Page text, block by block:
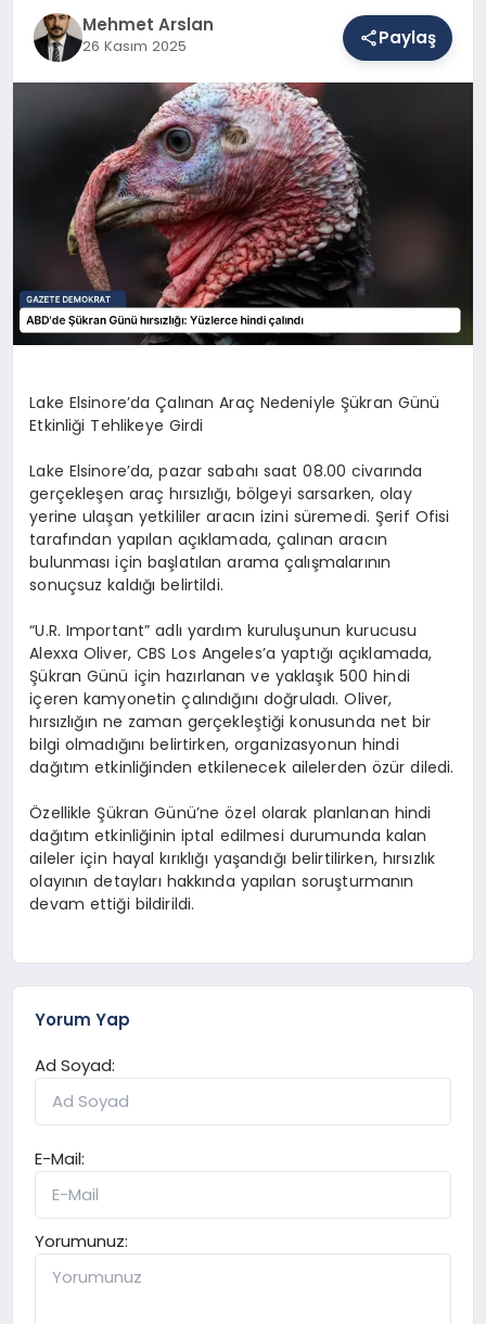
DÜNYA
Mehmet Arslan
26 Kasım 2025 Paylaş
Lake Elsinore’da Çalınan Araç Nedeniyle Şükran Günü
Etkinliği Tehlikeye Girdi
Lake Elsinore’da, pazar sabahı saat 08.00 civarında
gerçekleşen araç hırsızlığı, bölgeyi sarsarken, olay
yerine ulaşan yetkililer aracın izini süremedi. Şerif Ofisi
tarafından yapılan açıklamada, çalınan aracın
bulunması için başlatılan arama çalışmalarının
sonuçsuz kaldığı belirtildi.
“U.R. Important” adlı yardım kuruluşunun kurucusu
Alexxa Oliver, CBS Los Angeles’a yaptığı açıklamada,
Şükran Günü için hazırlanan ve yaklaşık 500 hindi
içeren kamyonetin çalındığını doğruladı. Oliver,
hırsızlığın ne zaman gerçekleştiği konusunda net bir
bilgi olmadığını belirtirken, organizasyonun hindi
dağıtım etkinliğinden etkilenecek ailelerden özür diledi.
Özellikle Şükran Günü’ne özel olarak planlanan hindi
dağıtım etkinliğinin iptal edilmesi durumunda kalan
aileler için hayal kırıklığı yaşandığı belirtilirken, hırsızlık
olayının detayları hakkında yapılan soruşturmanın
devam ettiği bildirildi.
Yorum Yap
Ad Soyad:
E-Mail:
Yorumunuz: